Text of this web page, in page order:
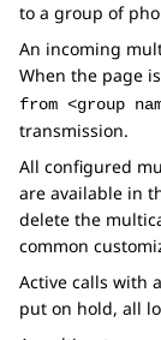
to a group of
An incoming
When the page
from <group
transmission.
All configured
are available in
delete the
common
Active calls with
put on hold, all